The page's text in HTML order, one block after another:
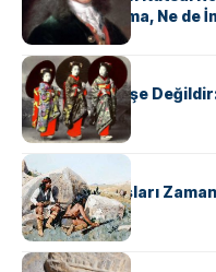
Kutsal, Ne Roma, Ne
KÜLTÜR
Geyşalar Fahişe Değildir:
KÜLTÜR
Apache Savaşları
KÜLTÜR